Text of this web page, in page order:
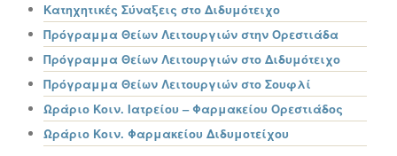
Κατηχητικές Σύναξεις στο Διδυμότειχο
Πρόγραμμα Θείων Λειτουργιών στην Ορεστιάδα
Πρόγραμμα Θείων Λειτουργιών στο Διδυμότειχο
Πρόγραμμα Θείων Λειτουργιών στο Σουφλί
Ωράριο Κοιν. Ιατρείου – Φαρμακείου Ορεστιάδος
Ωράριο Κοιν. Φαρμακείου Διδυμοτείχου